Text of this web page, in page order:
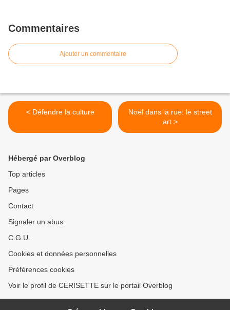
Commentaires
Ajouter un commentaire
< Défendre la culture
Noël dans la rue: le street
art >
Hébergé par Overblog
Top articles
Pages
Contact
Signaler un abus
C.G.U.
Cookies et données personnelles
Préférences cookies
Voir le profil de CERISETTE sur le portail Overblog